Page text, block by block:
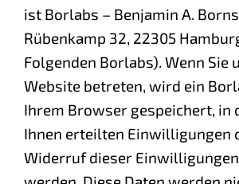
ist Borlabs – Benjamin A.
Rübenkamp 32, 22305
Folgenden Borlabs). Wenn Sie
Website betreten, wird ein
Ihrem Browser gespeichert, in
Ihnen erteilten Einwilligungen
Widerruf dieser